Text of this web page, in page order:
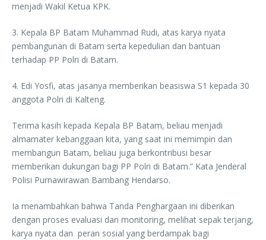
menjadi Wakil Ketua KPK.
3. Kepala BP Batam Muhammad Rudi, atas karya nyata
pembangunan di Batam serta kepedulian dan bantuan
terhadap PP Polri di Batam.
4. Edi Yosfi, atas jasanya memberikan beasiswa S1 kepada 30
anggota Polri di Kalteng.
Terima kasih kepada Kepala BP Batam, beliau menjadi
almamater kebanggaan kita, yang saat ini memimpin dan
membangun Batam, beliau juga berkontribusi besar
memberikan dukungan bagi PP Polri di Batam.” Kata Jenderal
Polisi Purnawirawan Bambang Hendarso.
Ia menambahkan bahwa Tanda Penghargaan ini diberikan
dengan proses evaluasi dan monitoring, melihat sepak terjang,
karya nyata dan peran sosial yang berdampak bagi